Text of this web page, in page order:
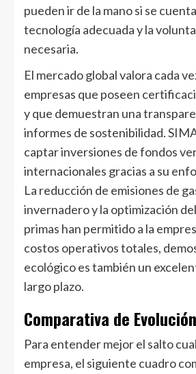
pueden ir de la mano si se
tecnología adecuada y la
necesaria.
El mercado global valora cada
empresas que poseen
y que demuestran una
informes de sostenibilidad.
captar inversiones de fondos
internacionales gracias a su
La reducción de emisiones de
invernadero y la optimización
primas han permitido a la
costos operativos totales,
ecológico es también un
largo plazo.
Comparativa de
Para entender mejor el salto
empresa, el siguiente cuadro